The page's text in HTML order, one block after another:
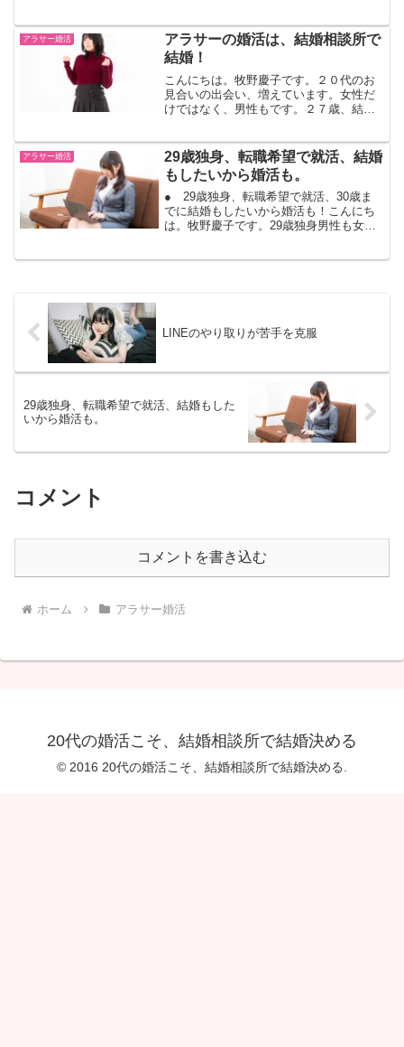
いてテーマ インターネット上で６００
人に調査 ：明治安田生命...
アラサー婚活
アラサーの婚活は、結婚相談所で
結婚！
こんにちは。牧野慶子です。２０代のお
見合いの出会い、増えています。女性だ
けではなく、男性もです。２７歳、結婚
したい！ここから、出会って恋愛になっ
て、そして、また相手との...
アラサー婚活
29歳独身、転職希望で就活、結婚
もしたいから婚活も。
● 29歳独身、転職希望で就活、30歳ま
でに結婚もしたいから婚活も！こんにち
は。牧野慶子です。29歳独身男性も女性
LINEのやり取りが苦手を克服
29歳独身、転職希望で就活、結婚もした
いから婚活も。
コメント
コメントを書き込む
ホーム アラサー婚活
20代の婚活こそ、結婚相談所で結婚決める
© 2016 20代の婚活こそ、結婚相談所で結婚決める.